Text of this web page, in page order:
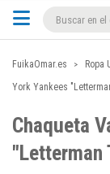
FuikaOmar.es Ropa
York Yankees
Chaqueta
"Letterman